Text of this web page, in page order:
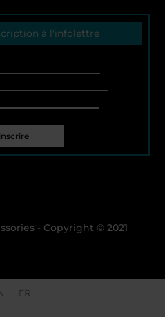
à l'infolettre
- Copyright © 2021
FR